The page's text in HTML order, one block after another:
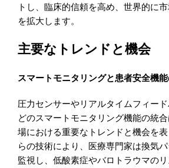
トし、臨床的信頼を高め、世界的に
を拡大します。
主要なトレンドと機会
スマートモニタリングと患者安全機
圧力センサーやリアルタイムフィー
どのスマートモニタリング機能の統
場における重要なトレンドと機会を
らの技術により、医療専門家は換気
監視し、低酸素症やバロトラウマの